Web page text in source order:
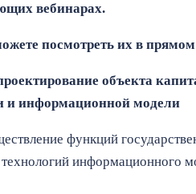
вебинарах.
посмотреть их в
объекта
и информационной модели
функций
информационного